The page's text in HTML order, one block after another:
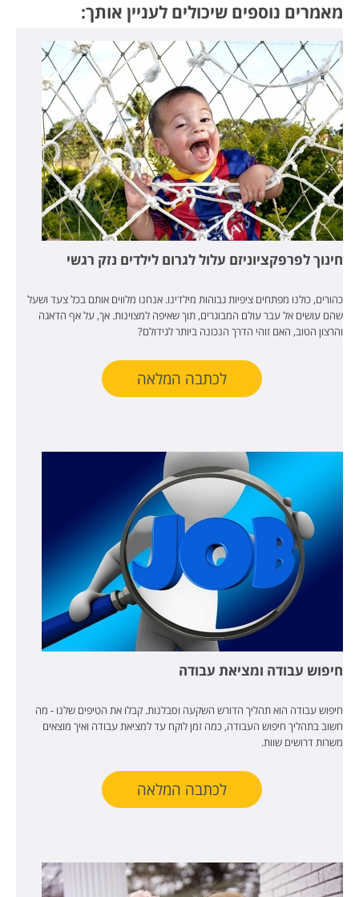
מאמרים נוספים שיכולים לעניין אותך:
חינוך לפרפקציוניזם עלול לגרום לילדים נזק רגשי
כהורים, כולנו מפתחים ציפיות גבוהות מילדינו. אנחנו מלווים אותם בכל צעד ושעל
שהם עושים אל עבר עולם המבוגרים, תוך שאיפה למצוינות. אך, על אף הדאגה
והרצון הטוב, האם זוהי הדרך הנכונה ביותר לגידולם?
לכתבה המלאה
חיפוש עבודה ומציאת עבודה
חיפוש עבודה הוא תהליך הדורש השקעה וסבלנות. קבלו את הטיפים שלנו - מה
חשוב בתהליך חיפוש העבודה, כמה זמן לוקח עד למציאת עבודה ואיך מוצאים
משרות דרושים שוות.
לכתבה המלאה